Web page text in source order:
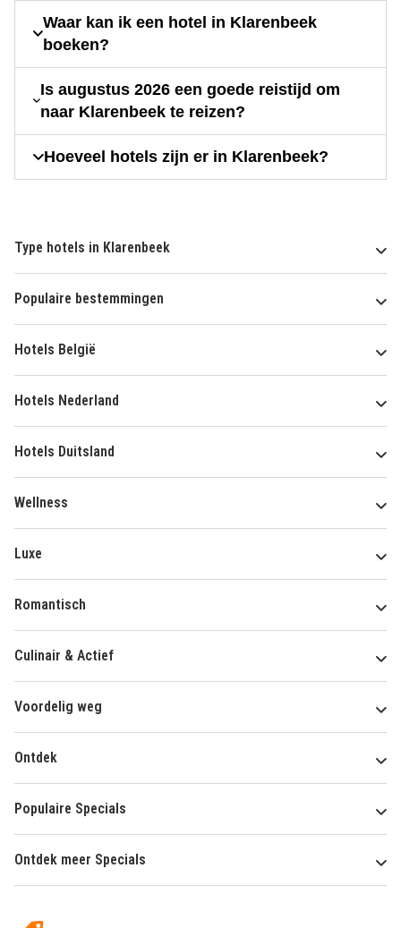
Waar kan ik een hotel in Klarenbeek
boeken?
Is augustus 2026 een goede reistijd om
naar Klarenbeek te reizen?
Hoeveel hotels zijn er in Klarenbeek?
Type hotels in Klarenbeek
Populaire bestemmingen
Hotels België
Hotels Nederland
Hotels Duitsland
Wellness
Luxe
Romantisch
Culinair & Actief
Voordelig weg
Ontdek
Populaire Specials
Ontdek meer Specials
HotelSpecials